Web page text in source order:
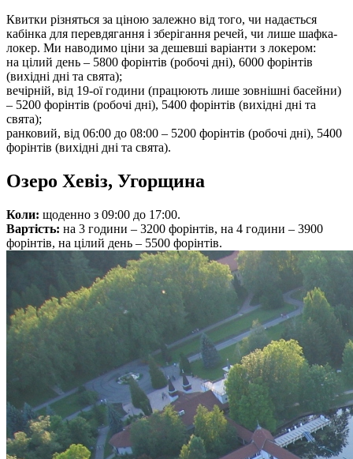
Квитки різняться за ціною залежно від того, чи надається
кабінка для перевдягання і зберігання речей, чи лише шафка-
локер. Ми наводимо ціни за дешевші варіанти з локером:
на цілий день – 5800 форінтів (робочі дні), 6000 форінтів
(вихідні дні та свята);
вечірній, від 19-ої години (працюють лише зовнішні басейни)
– 5200 форінтів (робочі дні), 5400 форінтів (вихідні дні та
свята);
ранковий, від 06:00 до 08:00 – 5200 форінтів (робочі дні), 5400
форінтів (вихідні дні та свята).
Озеро Хевіз, Угорщина
Коли: щоденно з 09:00 до 17:00.
Вартість: на 3 години – 3200 форінтів, на 4 години – 3900
форінтів, на цілий день – 5500 форінтів.